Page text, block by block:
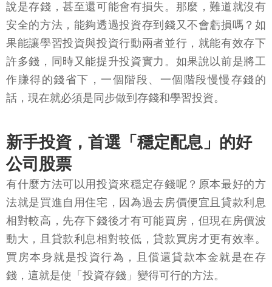
說是存錢，甚至還可能會有損失。那麼，難道就沒有
安全的方法，能夠透過投資存到錢又不會虧損嗎？如
果能讓學習投資與投資行動兩者並行，就能有效存下
許多錢，同時又能提升投資實力。如果說以前是將工
作賺得的錢省下，一個階段、一個階段慢慢存錢的
話，現在就必須是同步做到存錢和學習投資。
新手投資，首選「穩定配息」的好
公司股票
有什麼方法可以用投資來穩定存錢呢？原本最好的方
法就是買進自用住宅，因為過去房價便宜且貸款利息
相對較高，先存下錢後才有可能買房，但現在房價波
動大，且貸款利息相對較低，貸款買房才更有效率。
買房本身就是投資行為，且償還貸款本金就是在存
錢，這就是使「投資存錢」變得可行的方法。